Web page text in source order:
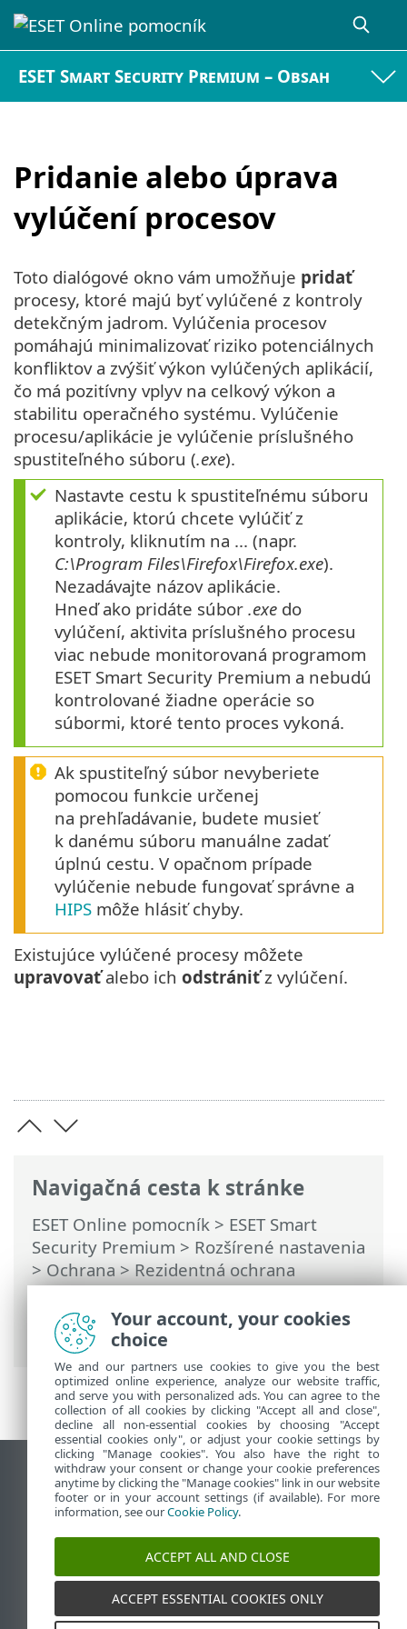
ESET Smart Security Premium – Obsah
Pridanie alebo úprava
vylúčení procesov
Navigačná cesta k stránke
ESET Online pomocník > ESET Smart
Security Premium > Rozšírené nastavenia
> Ochrana>Rezidentná ochrana
súborového systému>Vylúčenia
procesov
> Pridanie alebo úprava
vylúčení procesov
Toto dialógové okno vám umožňuje pridať
procesy, ktoré majú byť vylúčené z kontroly
detekčným jadrom. Vylúčenia procesov
pomáhajú minimalizovať riziko potenciálnych
konfliktov a zvýšiť výkon vylúčených aplikácií,
čo má pozitívny vplyv na celkový výkon a
stabilitu operačného systému. Vylúčenie
procesu/aplikácie je vylúčenie príslušného
spustiteľného súboru (.exe).
Nastavte cestu k spustiteľnému súboru
aplikácie, ktorú chcete vylúčiť z
kontroly, kliknutím na ... (napr.
C:\Program Files\Firefox\Firefox.exe).
Nezadávajte názov aplikácie.
Hneď ako pridáte súbor .exe do
vylúčení, aktivita príslušného procesu
viac nebude monitorovaná programom
ESET Smart Security Premium a nebudú
kontrolované žiadne operácie so
súbormi, ktoré tento proces vykoná.
Ak spustiteľný súbor nevyberiete
pomocou funkcie určenej
na prehľadávanie, budete musieť
k danému súboru manuálne zadať
úplnú cestu. V opačnom prípade
vylúčenie nebude fungovať správne a
HIPS môže hlásiť chyby.
Existujúce vylúčené procesy môžete
upravovaťalebo ich odstrániťz vylúčení.
Zobraziť stránku ako na počítači
End of Life
Databáza znalostí ESET
ESET Fórum
ESET Status Portal
Technická podpora
Your account, your cookies
choice
We and our partners use cookies to give you the best
optimized online experience, analyze our website traffic,
and serve you with personalized ads. You can agree to the
collection of all cookies by clicking "Accept all and close",
decline all non-essential cookies by choosing "Accept
essential cookies only", or adjust your cookie settings by
clicking "Manage cookies". You also have the right to
withdraw your consent or change your cookie preferences
anytime by clicking the "Manage cookies" link in our website
footer or in your account settings (if available). For more
information, see ourCookie Policy.
ACCEPT ALL AND CLOSE
ACCEPT ESSENTIAL COOKIES ONLY